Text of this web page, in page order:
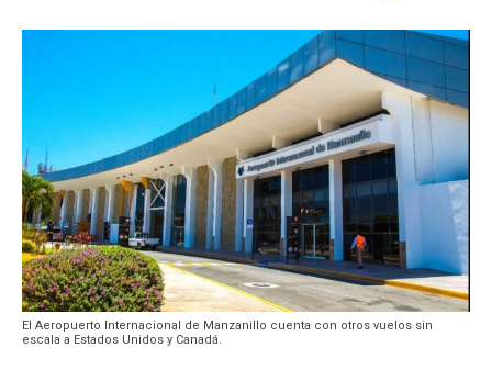
El Aeropuerto Internacional de Manzanillo cuenta con otros vuelos sin
escala a Estados Unidos y Canadá.